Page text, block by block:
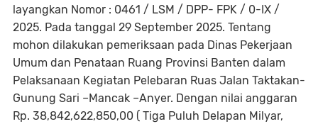
layangkan Nomor : 0461 / LSM / DPP- FPK / 0-IX /
2025. Pada tanggal 29 September 2025. Tentang
mohon dilakukan pemeriksaan pada Dinas Pekerjaan
Umum dan Penataan Ruang Provinsi Banten dalam
Pelaksanaan Kegiatan Pelebaran Ruas Jalan Taktakan-
Gunung Sari –Mancak –Anyer. Dengan nilai anggaran
Rp. 38,842,622,850,00 ( Tiga Puluh Delapan Milyar,